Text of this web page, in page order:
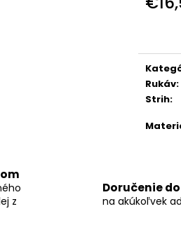
Rukáv:
Strih:
z
Doručenie
na akúkoľvek
KOŠEĽA K062-A02